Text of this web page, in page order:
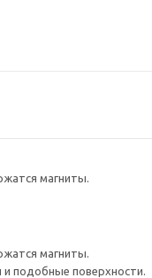
магниты.
магниты.
подобные поверхности.